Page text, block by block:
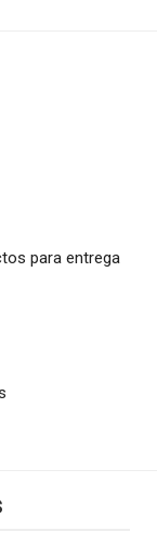
para entrega